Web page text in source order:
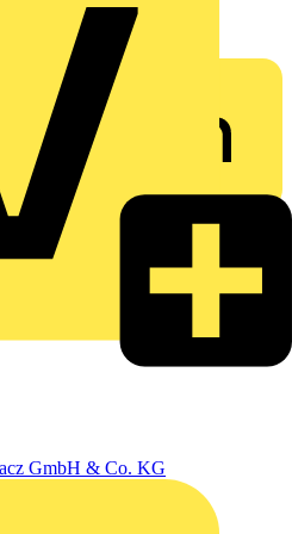
GmbH & Co. KG
Zugang zu Branchennews,
und Tools – alles auf einer